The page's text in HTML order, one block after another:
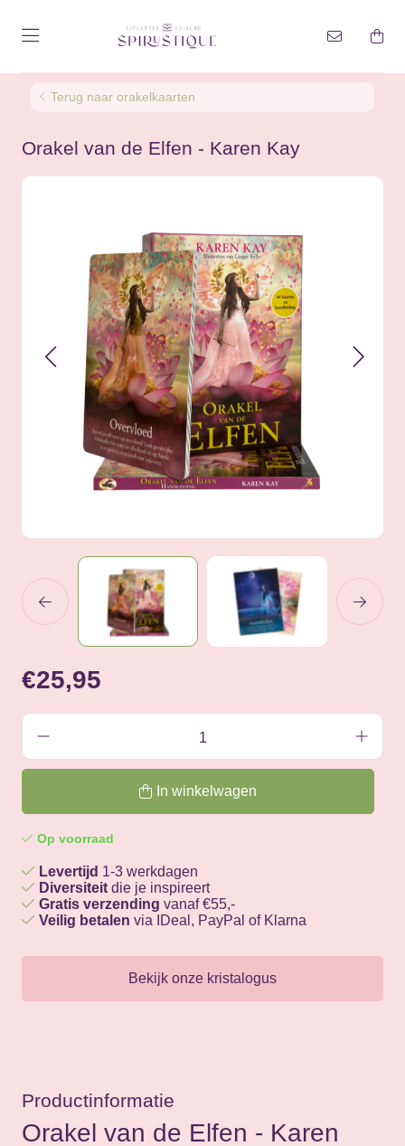
Terug naar orakelkaarten
Orakel van de Elfen - Karen Kay
€25,95
In winkelwagen
Op voorraad
Levertijd 1-3 werkdagen
Diversiteit die je inspireert
Gratis verzending vanaf €55,-
Veilig betalen via IDeal, PayPal of Klarna
Bekijk onze kristalogus
Productinformatie
Orakel van de Elfen - Karen